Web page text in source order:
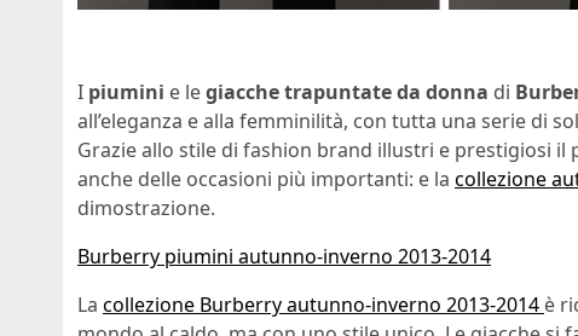
I piumini e legiacche trapuntate da donna di
all’eleganza e alla femminilità, con tutta una serie di
Grazie allo stile di fashion brand illustri e prestigiosi
anche delle occasioni più importanti: e la collezione
dimostrazione.
Burberry piumini autunno-inverno 2013-2014
La collezione Burberry autunno-inverno 2013-2014 è